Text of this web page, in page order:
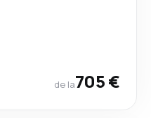
de la705 €